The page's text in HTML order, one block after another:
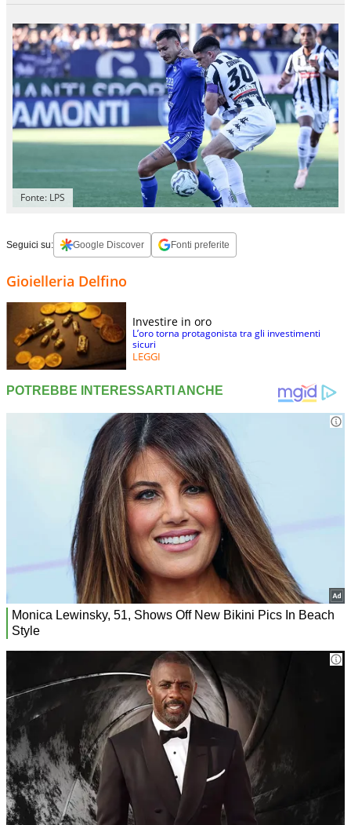
Fonte: LPS
Seguici su: Google Discover Fonti preferite
Gioielleria Delfino
Investire in oro
L’oro torna protagonista tra gli investimenti
sicuri
LEGGI